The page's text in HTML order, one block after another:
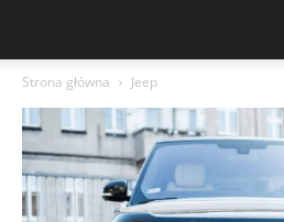
Strona główna Jeep